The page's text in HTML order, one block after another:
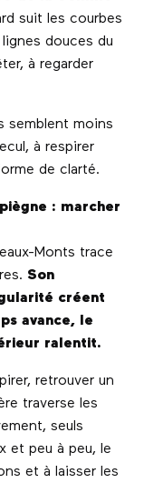
suit les courbes
douces du
à regarder
semblent moins
à respirer
de clarté.
: marcher
Monts trace
Son
créent
avance, le
ralentit.
retrouver un
traverse les
seuls
et peu à peu, le
et à laisser les